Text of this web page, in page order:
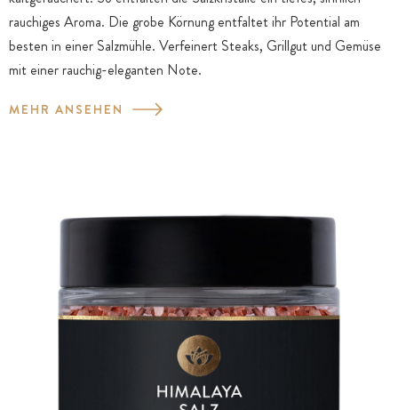
rauchiges Aroma. Die grobe Körnung entfaltet ihr Potential am
besten in einer Salzmühle. Verfeinert Steaks, Grillgut und Gemüse
mit einer rauchig-eleganten Note.
MEHR ANSEHEN